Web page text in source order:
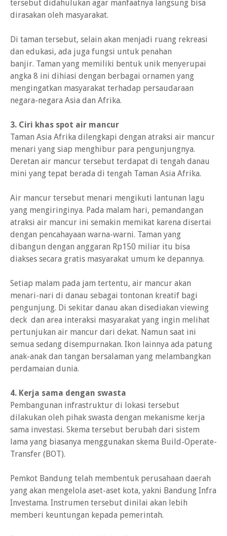
tersebut didahulukan agar manfaatnya langsung bisa
dirasakan oleh masyarakat.
Di taman tersebut, selain akan menjadi ruang rekreasi
dan edukasi, ada juga fungsi untuk penahan
banjir. Taman yang memiliki bentuk unik menyerupai
angka 8 ini dihiasi dengan berbagai ornamen yang
mengingatkan masyarakat terhadap persaudaraan
negara-negara Asia dan Afrika.
3. Ciri khas spot air mancur
Taman Asia Afrika dilengkapi dengan atraksi air mancur
menari yang siap menghibur para pengunjungnya.
Deretan air mancur tersebut terdapat di tengah danau
mini yang tepat berada di tengah Taman Asia Afrika.
Air mancur tersebut menari mengikuti lantunan lagu
yang mengiringinya. Pada malam hari, pemandangan
atraksi air mancur ini semakin memikat karena disertai
dengan pencahayaan warna-warni. Taman yang
dibangun dengan anggaran Rp150 miliar itu bisa
diakses secara gratis masyarakat umum ke depannya.
Setiap malam pada jam tertentu, air mancur akan
menari-nari di danau sebagai tontonan kreatif bagi
pengunjung. Di sekitar danau akan disediakan viewing
deck dan area interaksi masyarakat yang ingin melihat
pertunjukan air mancur dari dekat. Namun saat ini
semua sedang disempurnakan. Ikon lainnya ada patung
anak-anak dan tangan bersalaman yang melambangkan
perdamaian dunia.
4. Kerja sama dengan swasta
Pembangunan infrastruktur di lokasi tersebut
dilakukan oleh pihak swasta dengan mekanisme kerja
sama investasi. Skema tersebut berubah dari sistem
lama yang biasanya menggunakan skema Build-Operate-
Transfer (BOT).
Pemkot Bandung telah membentuk perusahaan daerah
yang akan mengelola aset-aset kota, yakni Bandung Infra
Investama. Instrumen tersebut dinilai akan lebih
memberi keuntungan kepada pemerintah.